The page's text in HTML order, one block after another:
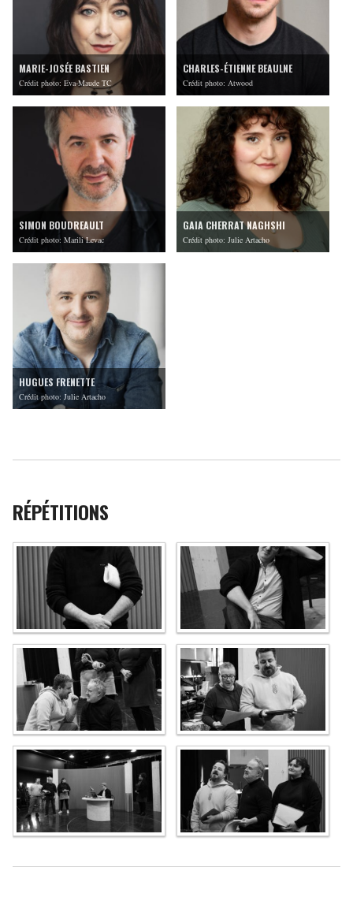
MARIE-JOSÉE BASTIEN
Crédit photo: Eva-Maude TC
CHARLES-ÉTIENNE BEAULNE
Crédit photo: Atwood
SIMON BOUDREAULT
Crédit photo: Marili Levac
GAIA CHERRAT NAGHSHI
Crédit photo: Julie Artacho
HUGUES FRENETTE
Crédit photo: Julie Artacho
RÉPÉTITIONS